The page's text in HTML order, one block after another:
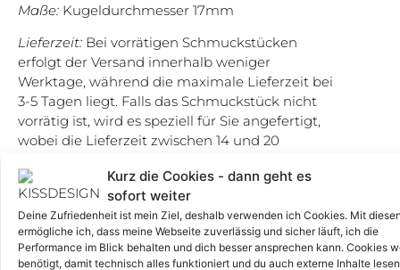
Kurz die Cookies - dann geht es
sofort weiter
Deine Zufriedenheit ist mein Ziel, deshalb verwenden ich Cookies. Mit
ermögliche ich, dass meine Webseite zuverlässig und sicher läuft, ich die
Performance im Blick behalten und dich besser ansprechen kann. Cookies
benötigt, damit technisch alles funktioniert und du auch externe Inhalte
Maße: Kugeldurchmesser 17mm
Lieferzeit: Bei vorrätigen Schmuckstücken
erfolgt der Versand innerhalb weniger
Werktage, während die maximale Lieferzeit bei
3-5 Tagen liegt. Falls das Schmuckstück nicht
vorrätig ist, wird es speziell für Sie angefertigt,
wobei die Lieferzeit zwischen 14 und 20
es jedoch schneller!
Von diesem Anhänger sind nur noch 3 auf
Lager und in Silber vergoldet werden sie
danach nicht mehr produziert!